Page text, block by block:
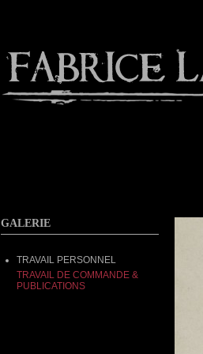
Contact
GALERIE
TRAVAIL PERSONNEL
TRAVAIL DE COMMANDE &
PUBLICATIONS